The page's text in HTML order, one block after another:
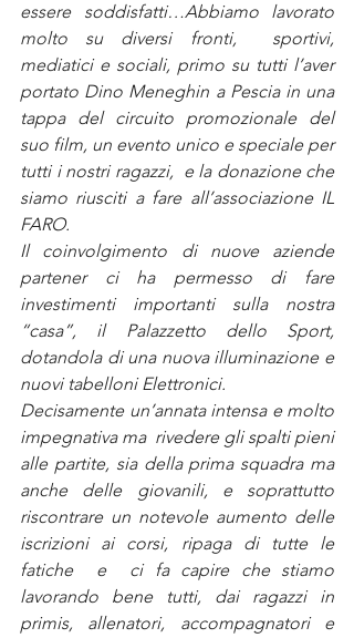
essere soddisfatti…Abbiamo lavorato
molto su diversi fronti,  sportivi,
mediatici e sociali, primo su tutti l’aver
portato Dino Meneghin a Pescia in una
tappa del circuito promozionale del
suo film, un evento unico e speciale per
tutti i nostri ragazzi,  e la donazione che
siamo riusciti a fare all’associazione IL
FARO.
Il coinvolgimento di nuove aziende
partener ci ha permesso di fare
investimenti importanti sulla nostra
“casa”, il Palazzetto dello Sport,
dotandola di una nuova illuminazione e
nuovi tabelloni Elettronici.
Decisamente un’annata intensa e molto
impegnativa ma  rivedere gli spalti pieni
alle partite, sia della prima squadra ma
anche delle giovanili, e soprattutto
riscontrare un notevole aumento delle
iscrizioni ai corsi, ripaga di tutte le
fatiche  e  ci fa capire che stiamo
lavorando bene tutti, dai ragazzi in
primis, allenatori, accompagnatori e